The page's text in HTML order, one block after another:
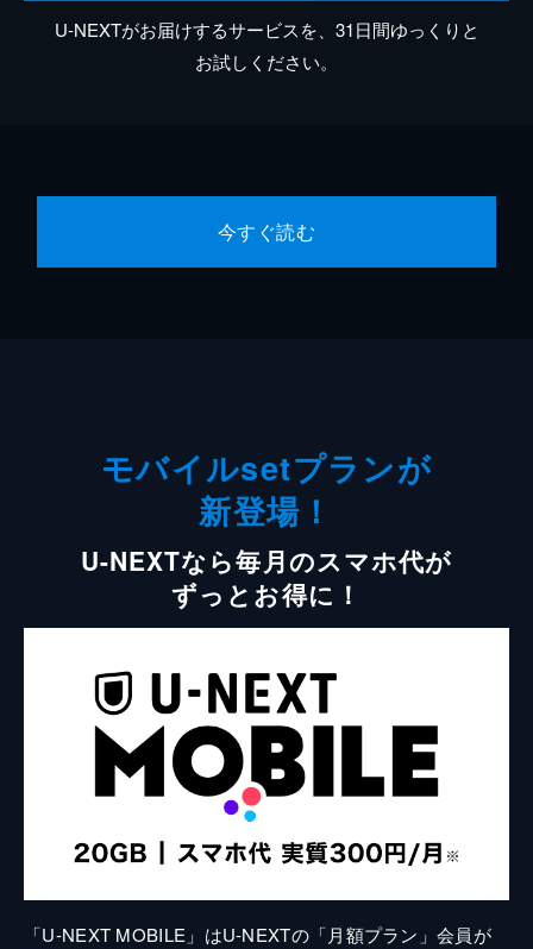
U-NEXTがお届けするサービスを、31日間ゆっくりと
お試しください。
今すぐ読む
モバイルsetプランが
新登場！
U-NEXTなら毎月のスマホ代が
ずっとお得に！
「U-NEXT MOBILE」はU-NEXTの「月額プラン」会員が